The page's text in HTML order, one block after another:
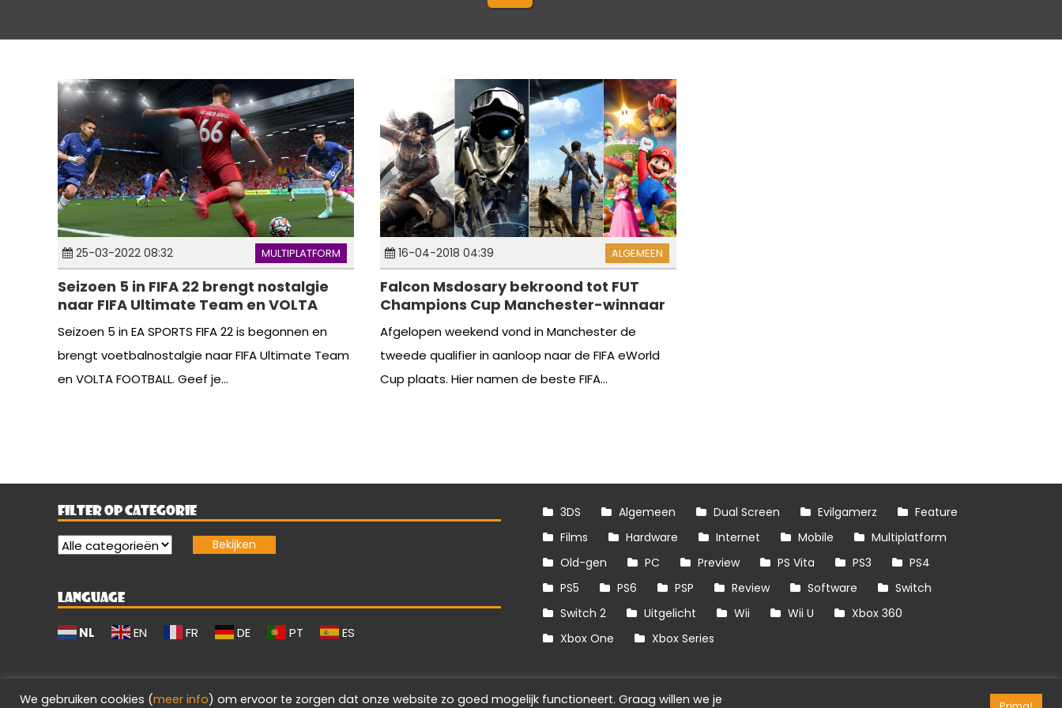
25-03-2022 08:32 MULTIPLATFORM
Seizoen 5 in FIFA 22 brengt nostalgie
naar FIFA Ultimate Team en VOLTA
Seizoen 5 in EA SPORTS FIFA 22 is begonnen en
brengt voetbalnostalgie naar FIFA Ultimate Team
en VOLTA FOOTBALL. Geef je...
16-04-2018 04:39 ALGEMEEN
Falcon Msdosary bekroond tot FUT
Champions Cup Manchester-winnaar
Afgelopen weekend vond in Manchester de
tweede qualifier in aanloop naar de FIFA eWorld
Cup plaats. Hier namen de beste FIFA...
FILTER OP CATEGORIE
LANGUAGE
NL EN FR DE PT ES
3DS Algemeen Dual Screen Evilgamerz
Feature
Films
Hardware Internet Mobile
Multiplatform
Old-gen
PC Preview PS Vita PS3
PS4
PS5
PS6 PSP Review Software
Switch
Switch 2
Uitgelicht Wii Wii U
Xbox 360
Xbox One
Xbox Series
We gebruiken cookies (meer info) om ervoor te zorgen dat onze website zo goed mogelijk functioneert. Graag willen we je